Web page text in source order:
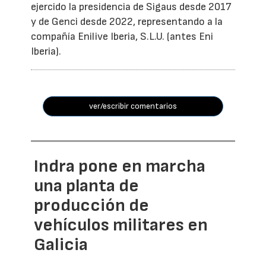
ejercido la presidencia de Sigaus desde 2017
y de Genci desde 2022, representando a la
compañía Enilive Iberia, S.L.U. (antes Eni
Iberia).
ver/escribir comentarios
Indra pone en marcha
una planta de
producción de
vehículos militares en
Galicia